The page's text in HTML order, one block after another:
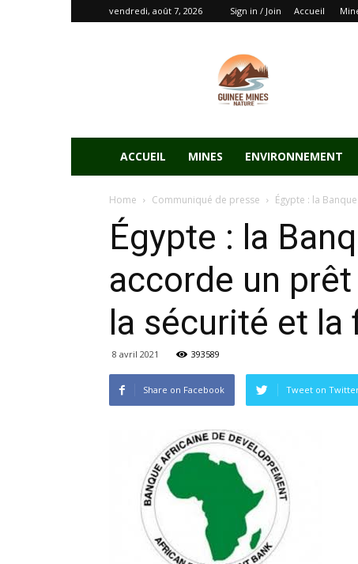
vendredi, août 7, 2026 Sign in / Join Accueil
ACCUEIL MINES ENVIRONNEMENT
Home Communiqué de presse Égypte : la
Égypte : la
accorde un
la sécurité et
8 avril 2021 393589
Share on Facebook Tweet on